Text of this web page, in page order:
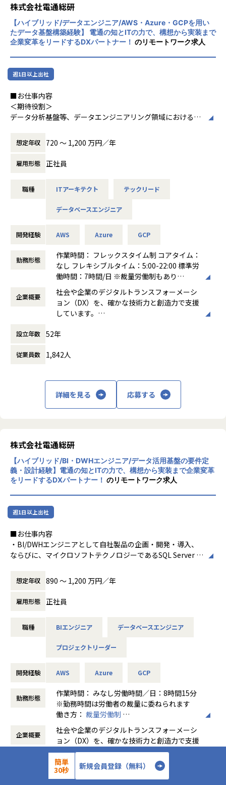
【業務の変更の範囲】
会社の定める範囲
ら、世界中へe-ticketを配信するサービスも
提供を開始しました。また2023年5月には、
本田技研工業株式会社の「HondaJet」を活
用した、海外の富裕層向け東京発/富山行のプ
す。
「飲食店の空席情報のデジタル化に10年近く
かかりましたが、これからが外食のデジタル
マーケティングが面白くなる、新しくなるフ
ェーズだと思っています」（CEO田中氏）
コロナ禍で外部環境が大きく変容しました
だ提供から3年未満のサービスである「Japa
黒字化を実現しており、今年度も300%成長
「ebica」は次の新しい価値の創出へ動き出
します。
既存サービスの進化に加え、新サービス、新
事業への挑戦。0→1、1→100の取り組みが併
存し、日々、挑戦し成長できる環境と、顧客
のダイレクトな反応・反響を体感できる環境
がエビソルには揃っています。
はプロジェクト側に裁量が認められています。
ご自身の意見を顧客への最適なご提案へ反映できます。
＜キャリアパス＞
て頂くプロジェクト、ポジションを決定します。
その後経験を積むに従って、担当するシステム規模の拡大
や業務分析等担当領域の拡大を目指して頂きます。
将来的にはプロジェクトマネージャへのステップアップや
テクニカルスペシャリストとしてより専門的なスキルを修得
頂くことが可能です。
・全社的な技術研修、ビジネススキル研修だけではなく、担
います。
会を行っています。
SAPユーザー向けデータ収集・活用ソリューションとして当
当該ソリューションの認知度No1の地位を確立すると共に、
新技術で次世代データ活用領製品を企画・開発し市場へ投入
していきます。
BusinessSPECTRET：https://erp.dentsusoken.com/solut
ion/sap-bi-businessspectre/
BusinessSPECTRET XC：https://erp.dentsusoken.com/s
ADISIGHT-ACS：https://erp.dentsusoken.com/solution/a
EMPHASIGHT：https://erp.dentsusoken.com/solution/e
東京エレクトロン、ナミックス、AREホールディングス、イ
ーグル工業、古野電気など多数
【業務の変更の範囲】
株式会社電通総研
【ハイブリッド/データエンジニア/AWS・Azure・GCPを用い
たデータ基盤構築経験】 電通の知とITの力で、構想から実装まで
企業変革をリードするDXパートナー！ のリモートワーク求人
週1日以上出社
■お仕事内容
＜期待役割＞
データ分析基盤等、データエンジニアリング領域における青
ための体系的な知識体系／ノウハウを獲得し、形式知化して
組織に還元する。
(1) Modern Data Stackをデータアーキテクチャ検討・検証
データ品質やデータの可観測性などが重要である。
しかし、具体的な管理手法は発展途上であるため、その確
立に取り組める
(3) データ品質特性とそれに対応するメタデータの抽出およ
び可視化方法、データフォーマットやレイクハウス、
データモデリングの技術の有用性検証など、地に足の着い
たデータマネジメントスキルを身につけられる
■部署のビジョン/ミッション（ビジネス展望・顧客提供価
クロスイノベーション本部は、技術をベースに組織、社会に
貢献することを第一のミッションとしています。
・他本部のデータ利活用に関する案件の支援
【業務の変更の範囲】
当社の指示する業務全般
想定年収 720 〜 1,200 万円／年
雇用形態 正社員
職種 ITアーキテクト テックリード
データベースエンジニア
開発経験 AWS Azure GCP
勤務形態
作業時間： フレックスタイム制 コアタイム：
なし フレキシブルタイム：5:00-22:00 標準労
働時間：7時間/日 ※裁量労働制もあり
働き方：フルフレックス制
時間外労働の有無： 有（月平均10時間～30
時間）
休憩時間： 60分
企業概要
社会や企業のデジタルトランスフォーメーシ
ョン（DX）を、確かな技術力と創造力で支援
しています。
関や製造業のトップクラスの企業と直接取引
ョンを提供しています。
設立年数 52年
従業員数 1,842人
詳細を見る 応募する
株式会社電通総研
【ハイブリッド/BI・DWHエンジニア/データ活用基盤の要件定
義・設計経験】電通の知とITの力で、構想から実装まで企業変革
をリードするDXパートナー！ のリモートワーク求人
週1日以上出社
■お仕事内容
・BI/DWHエンジニアとして自社製品の企画・開発・導入、
ならびに、マイクロソフトテクノロジーであるSQL Server B
Power BIを用いたエンドユーザー向けのアドオン機能開発
を行って頂きます。
・Azure/AWSといったパブリッククラウド基盤へのシステム
構築、Snowflake、MS FabricなどのクラウドDWH基盤の構
Tableau、QlikView、Dr.SUMなどのといった他社BIツール
・製品開発においては新技術・新サービスも積極的に取り入
ただきます。
いただきます。
・チームリーダー以上のポジションを担当していただき、将
来的にデータ活用ソリューション関連ビジネスをリードする
人材を期待します。
■このポジションで目指せるキャリア
<当ポジションの魅力>
・SAP ERPをターゲットにしたソリューションを提供してお
想定年収 890 〜 1,200 万円／年
雇用形態 正社員
職種 BIエンジニア データベースエンジニア
プロジェクトリーダー
開発経験 AWS Azure GCP
勤務形態
作業時間： みなし労働時間／日：8時間15分
※勤務時間は労働者の裁量に委ねられます
働き方： 裁量労働制
時間外労働の有無： 有（月平均10時間～30
時間）
休憩時間： 60分
企業概要
社会や企業のデジタルトランスフォーメーシ
ョン（DX）を、確かな技術力と創造力で支援
しています。
先進的な情報技術をベースに、日本の金融機
関や製造業のトップクラスの企業と直接取引
し、事業環境の変化に呼応するITソリューシ
52年
簡単
30秒
新規会員登録（無料）